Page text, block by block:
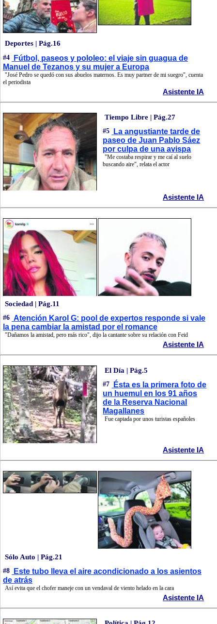
Deportes | Pág.16
#4
Fútbol, paseos y pololeo: el viaje sin guagua de
Manuel de Tezanos y su mujer a Europa
"José Pedro se quedó con sus abuelos maternos. Es muy partner de mi suegro", cuenta
el periodista
Asistente IA
Tiempo Libre | Pág.27
#5
La angustiante tarde de
paseo de Juan Pablo Sáez
por culpa de una avispa
"Me costaba respirar y me caí al suelo
buscando aire", relata el actor
Asistente IA
Sociedad | Pág.11
#6 Atención Karol G: pool de expertos responde si vale
la pena cambiar la amistad por el romance
"Dañamos la amistad, pero más rico", dijo la cantante sobre su relación con Feid
Asistente IA
El Día | Pág.5
#7
Ésta es la primera foto de
un huemul en los 91 años
de la Reserva Nacional
Magallanes
Fue captada por unos turistas españoles
Asistente IA
Sólo Auto | Pág.21
#8
Este tubo lleva el aire acondicionado a los asientos
de atrás
Así evita que el chofer maneje con un vendaval de viento helado en la cara
Asistente IA